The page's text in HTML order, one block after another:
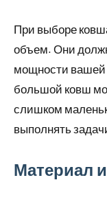
При выборе
объем. Они
мощности вашей
большой ковш
слишком
выполнять
Материал